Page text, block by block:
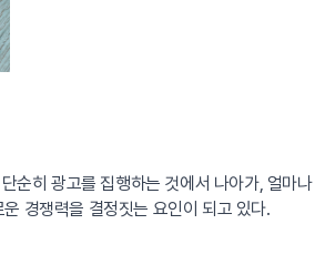
순히 광고를 집행하는 것에서 나아가, 얼마
운 경쟁력을 결정짓는 요인이 되고 있다.